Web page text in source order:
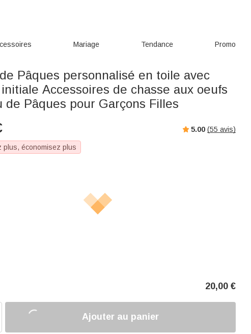
Mariage Tendance Promo
Pâques personnalisé en toile avec
Accessoires de chasse aux oeufs
de Pâques pour Garçons Filles
5.00 (55 avis)
plus, économisez plus
20,00 €
Ajouter au panier